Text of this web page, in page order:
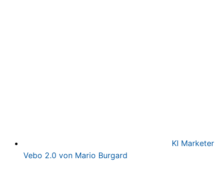
KI Marketer
Vebo 2.0 von Mario Burgard